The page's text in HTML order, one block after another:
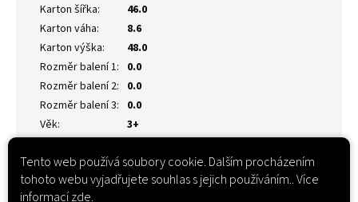
Tento web používá soubory cookie. Dalším procházením
tohoto webu vyjadřujete souhlas s jejich používáním.. Více
informacízde.
Karton šířka:
46.0
Karton váha:
8.6
Karton výška:
48.0
Rozměr balení 1: 0.0
Rozměr balení 2: 0.0
Rozměr balení 3: 0.0
Věk: 3+